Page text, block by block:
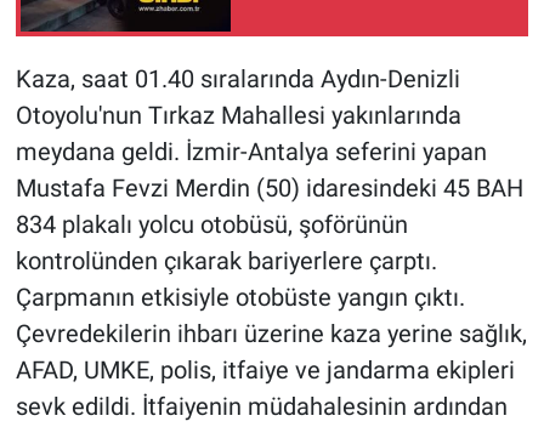
Kaza, saat 01.40 sıralarında Aydın-Denizli
Otoyolu'nun Tırkaz Mahallesi yakınlarında
meydana geldi. İzmir-Antalya seferini yapan
Mustafa Fevzi Merdin (50) idaresindeki 45 BAH
834 plakalı yolcu otobüsü, şoförünün
kontrolünden çıkarak bariyerlere çarptı.
Çarpmanın etkisiyle otobüste yangın çıktı.
Çevredekilerin ihbarı üzerine kaza yerine sağlık,
AFAD, UMKE, polis, itfaiye ve jandarma ekipleri
sevk edildi. İtfaiyenin müdahalesinin ardından